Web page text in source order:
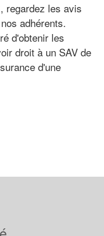
regardez les avis
adhérents.
d'obtenir les
droit à un SAV de
d'une